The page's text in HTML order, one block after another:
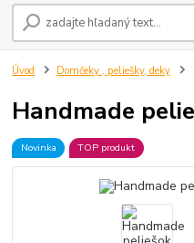
Úvod Domčeky , peliešky, deky
Handmade
Novinka TOP produkt